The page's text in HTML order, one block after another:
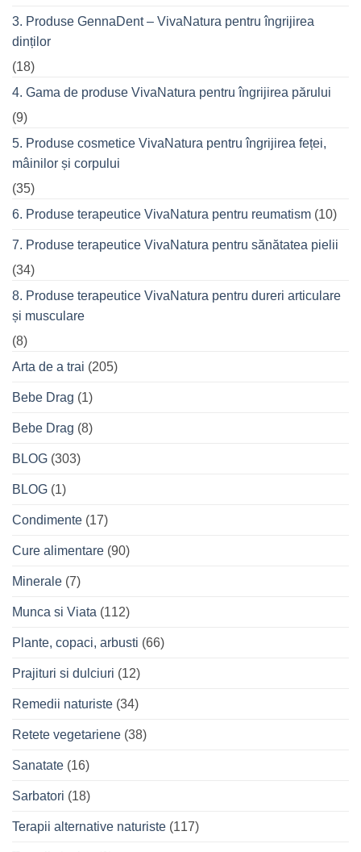
în
oraș
3. Produse GennaDent – VivaNatura pentru îngrijirea
dinților
(18)
4. Gama de produse VivaNatura pentru îngrijirea părului
(9)
5. Produse cosmetice VivaNatura pentru îngrijirea feței,
mâinilor și corpului
(35)
6. Produse terapeutice VivaNatura pentru reumatism (10)
7. Produse terapeutice VivaNatura pentru sănătatea pielii
(34)
8. Produse terapeutice VivaNatura pentru dureri articulare
și musculare
(8)
Arta de a trai (205)
Bebe Drag (1)
Bebe Drag (8)
BLOG (303)
BLOG (1)
Condimente (17)
Cure alimentare (90)
Minerale (7)
Munca si Viata (112)
Plante, copaci, arbusti (66)
Prajituri si dulciuri (12)
Remedii naturiste (34)
Retete vegetariene (38)
Sanatate (16)
Sarbatori (18)
Terapii alternative naturiste (117)